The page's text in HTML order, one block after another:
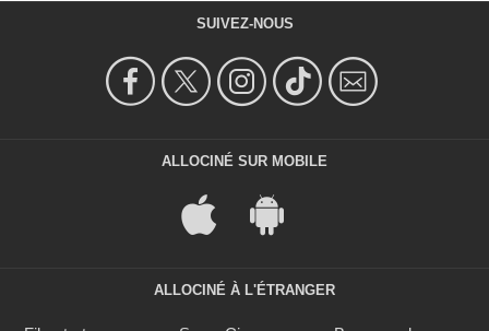
SUIVEZ-NOUS
ALLOCINÉ SUR MOBILE
ALLOCINÉ À L'ÉTRANGER